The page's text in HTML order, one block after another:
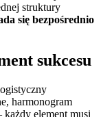
struktury
się bezpośrednio
sukcesu
harmonogram
każdy element musi